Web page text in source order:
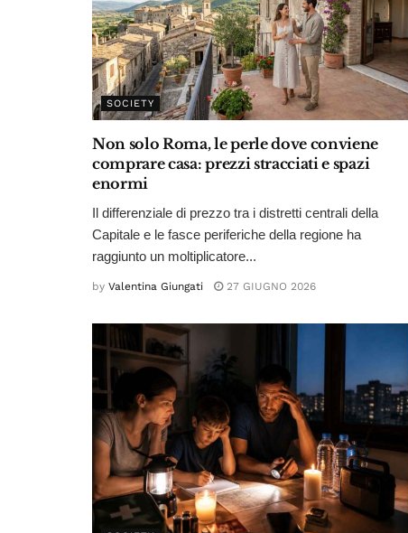
SOCIETY
Non solo Roma, le perle dove conviene
comprare casa: prezzi stracciati e spazi
enormi
Il differenziale di prezzo tra i distretti centrali della
Capitale e le fasce periferiche della regione ha
raggiunto un moltiplicatore...
by Valentina Giungati 27 GIUGNO 2026